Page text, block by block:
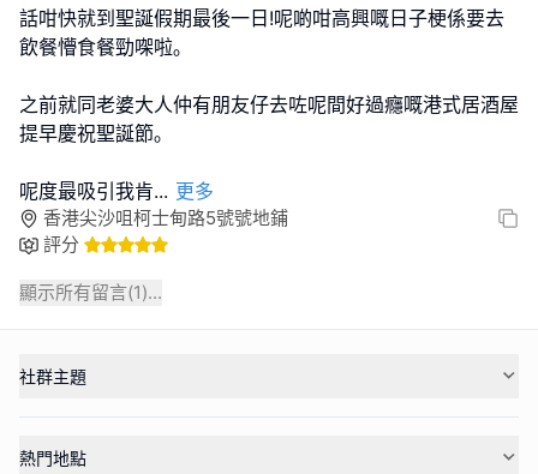
話咁快就到聖誕假期最後一日!呢啲咁高興嘅日子梗係要去
飲餐懵食餐勁㗎啦｡
之前就同老婆大人仲有朋友仔去咗呢間好過癮嘅港式居酒屋
提早慶祝聖誕節｡
呢度最吸引我肯... 更多
香港尖沙咀柯士甸路5號號地鋪
評分
顯示所有留言(1)...
社群主題
熱門地點